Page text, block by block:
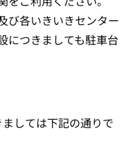
び各いきいきセンター
につきましても駐車台
しては下記の通りで